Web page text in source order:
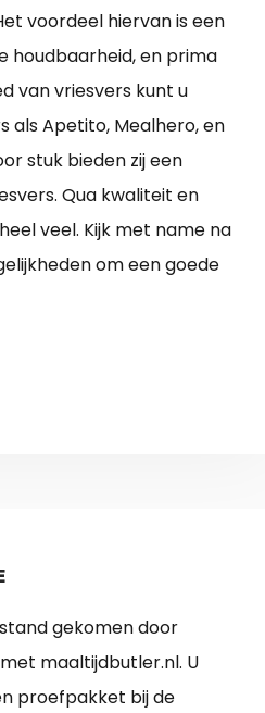
voordeel hiervan is een
houdbaarheid, en prima
van vriesvers kunt u
als Apetito, Mealhero, en
stuk bieden zij een
Qua kwaliteit en
veel. Kijk met name na
om een goede
gekomen door
maaltijdbutler.nl. U
proefpakket bij de